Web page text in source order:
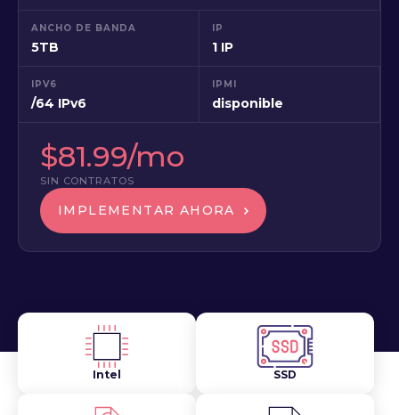
ANCHO DE BANDA
5TB
IP
1 IP
IPV6
/64 IPv6
IPMI
disponible
$81.99/mo
SIN CONTRATOS
IMPLEMENTAR AHORA
Intel SSD